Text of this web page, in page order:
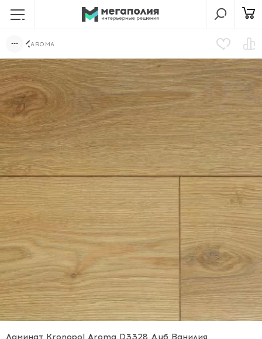
AROMA
Ламинат Kronopol Aroma D3328 Дуб Ванилия